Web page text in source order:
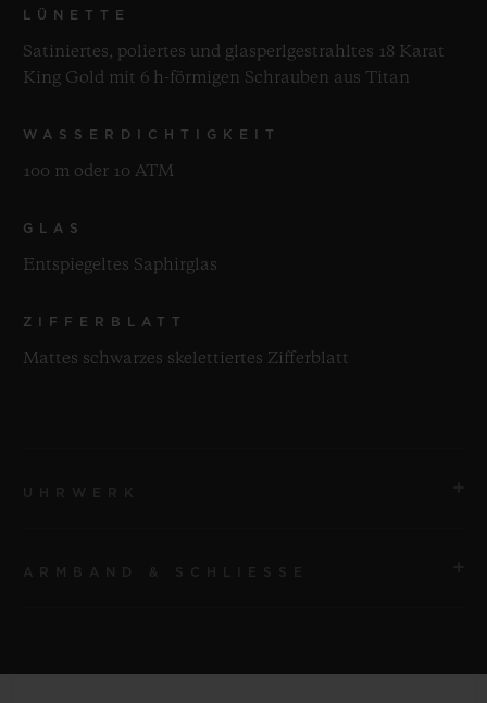
LÜNETTE
Satiniertes, poliertes und glasperlgestrahltes 18 Karat
King Gold mit 6 h-förmigen Schrauben aus Titan
WASSERDICHTIGKEIT
100 m oder 10 ATM
GLAS
Entspiegeltes Saphirglas
ZIFFERBLATT
Mattes schwarzes skelettiertes Zifferblatt
ARMBAND